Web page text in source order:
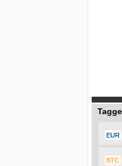
EUR
BTC